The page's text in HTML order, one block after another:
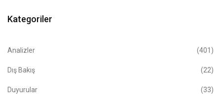
Kategoriler
Analizler (401)
Dış Bakış (22)
Duyurular (33)